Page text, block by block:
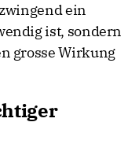
ein
ist, sondern
grosse Wirkung